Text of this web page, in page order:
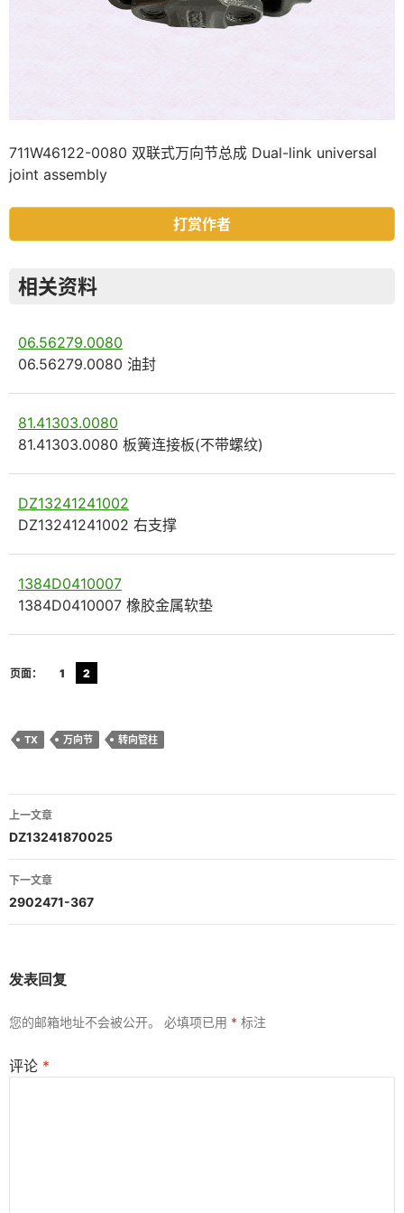
711W46122-0080 双联式万向节总成 Dual-link universal
joint assembly
打赏作者
相关资料
06.56279.0080
06.56279.0080 油封
81.41303.0080
81.41303.0080 板簧连接板(不带螺纹)
DZ13241241002
DZ13241241002 右支撑
1384D0410007
1384D0410007 橡胶金属软垫
页面： 1 2
TX 万向节 转向管柱
文
章
导
航
上一文章
DZ13241870025
下一文章
2902471-367
发表回复
您的邮箱地址不会被公开。 必填项已用 * 标注
评论 *